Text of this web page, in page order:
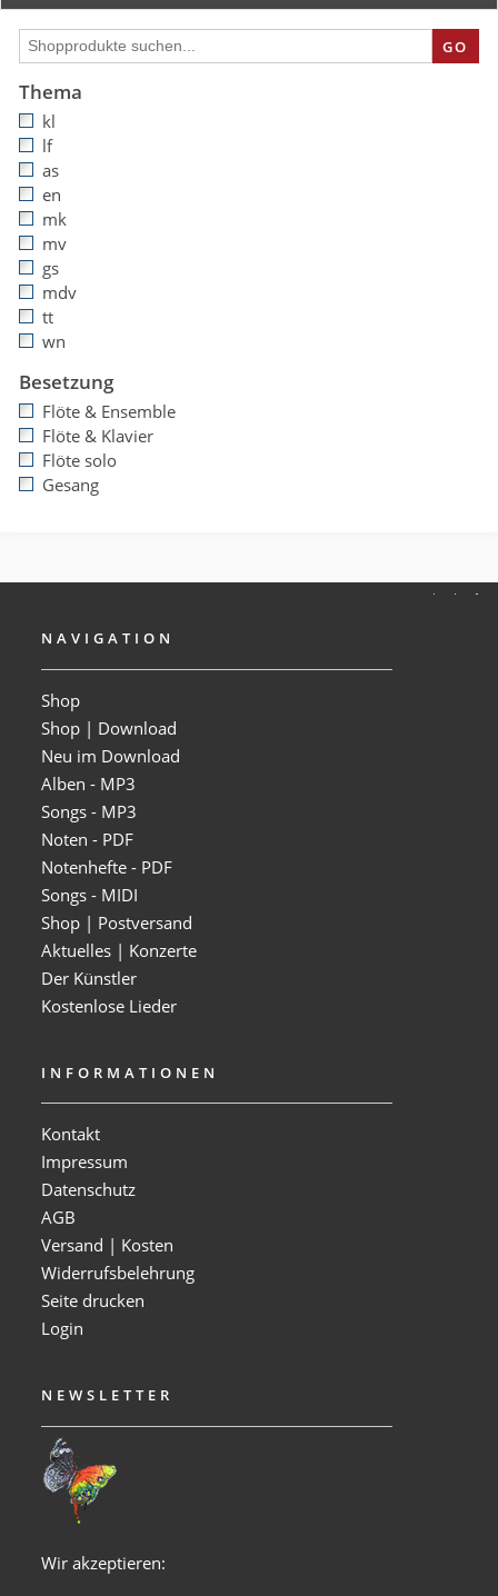
GO
Thema
kl
lf
as
en
mk
mv
gs
mdv
tt
wn
Besetzung
Flöte & Ensemble
Flöte & Klavier
Flöte solo
Gesang
NAVIGATION
Shop
Shop | Download
Neu im Download
Alben - MP3
Songs - MP3
Noten - PDF
Notenhefte - PDF
Songs - MIDI
Shop | Postversand
Aktuelles | Konzerte
Der Künstler
Kostenlose Lieder
INFORMATIONEN
Kontakt
Impressum
Datenschutz
AGB
Versand | Kosten
Widerrufsbelehrung
Seite drucken
Login
NEWSLETTER
Wir akzeptieren: